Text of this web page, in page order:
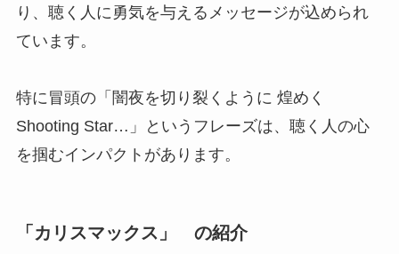
り、聴く人に勇気を与えるメッセージが込められ
ています。
特に冒頭の「闇夜を切り裂くように 煌めく
Shooting Star…」というフレーズは、聴く人の心
を掴むインパクトがあります。
「カリスマックス」 の紹介